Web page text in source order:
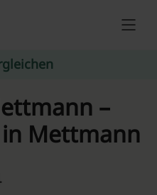
–
Mettmann